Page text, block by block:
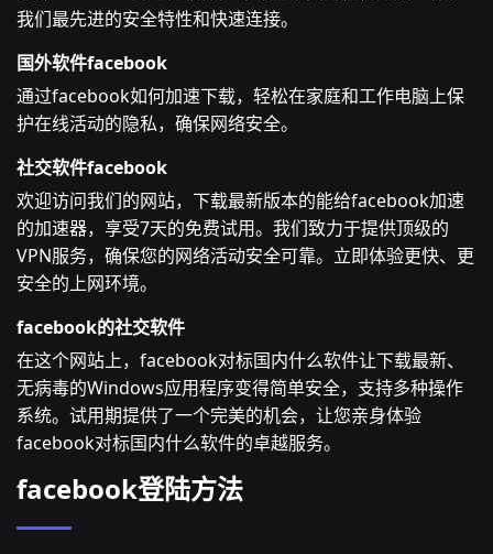
我们最先进的安全特性和快速连接。
国外软件facebook
通过facebook如何加速下载，轻松在家庭和工作电脑上保
护在线活动的隐私，确保网络安全。
社交软件facebook
欢迎访问我们的网站，下载最新版本的能给facebook加速
的加速器，享受7天的免费试用。我们致力于提供顶级的
VPN服务，确保您的网络活动安全可靠。立即体验更快、更
安全的上网环境。
facebook的社交软件
在这个网站上，facebook对标国内什么软件让下载最新、
无病毒的Windows应用程序变得简单安全，支持多种操作
系统。试用期提供了一个完美的机会，让您亲身体验
facebook对标国内什么软件的卓越服务。
facebook登陆方法